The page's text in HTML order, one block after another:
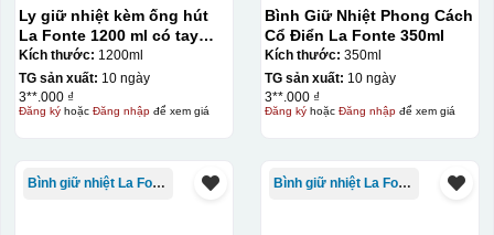
Ly giữ nhiệt kèm ống hút
La Fonte 1200 ml có tay
cầm – 012317
Kích thước: 1200ml
TG sản xuất: 10 ngày
3**.000 ₫
Đăng kýhoặc Đăng nhậpđể xem giá
Bình Giữ Nhiệt Phong Cách
Cổ Điển La Fonte 350ml
Kích thước: 350ml
TG sản xuất: 10 ngày
3**.000 ₫
Đăng kýhoặc Đăng nhậpđể xem giá
Bình giữ nhiệt La Fonte Bình giữ nhiệt La Fonte